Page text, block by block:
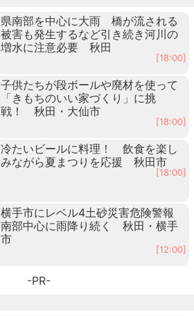
県南部を中心に大雨 橋が流される
被害も発生するなど引き続き河川の
増水に注意必要 秋田
[18:00]
子供たちが段ボールや廃材を使って
「きもちのいい家づくり」に挑
戦！ 秋田・大仙市
[18:00]
冷たいビールに料理！ 飲食を楽し
みながら夏まつりを応援 秋田市
[18:00]
横手市にレベル4土砂災害危険警報
南部中心に雨降り続く 秋田・横手
市
[12:00]
-PR-